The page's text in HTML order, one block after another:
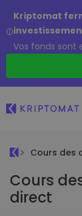
Kriptomat
Vos fonds sont
Cours des
Cours
direct